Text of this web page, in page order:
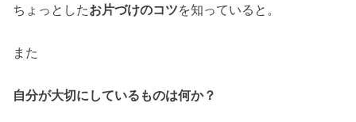
ちょっとしたお片づけのコツを知っていると。
また
自分が大切にしているものは何か？